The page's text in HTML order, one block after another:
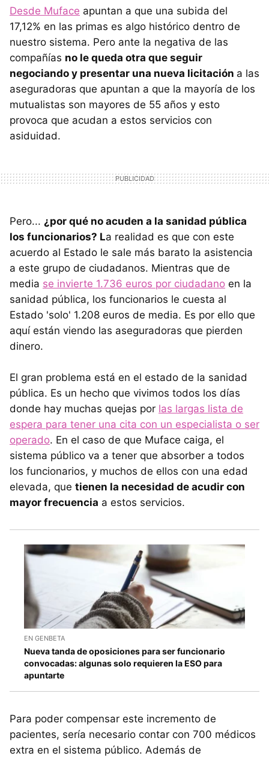
Desde Muface apuntan a que una subida del
17,12% en las primas es algo histórico dentro de
nuestro sistema. Pero ante la negativa de las
compañías no le queda otra que seguir
negociando y presentar una nueva licitación a las
aseguradoras que apuntan a que la mayoría de los
mutualistas son mayores de 55 años y esto
provoca que acudan a estos servicios con
asiduidad.
Pero... ¿por qué no acuden a la sanidad pública
los funcionarios? La realidad es que con este
acuerdo al Estado le sale más barato la asistencia
a este grupo de ciudadanos. Mientras que de
media se invierte 1.736 euros por ciudadano en la
sanidad pública, los funcionarios le cuesta al
Estado 'solo' 1.208 euros de media. Es por ello que
aquí están viendo las aseguradoras que pierden
dinero.
El gran problema está en el estado de la sanidad
pública. Es un hecho que vivimos todos los días
donde hay muchas quejas por las largas lista de
espera para tener una cita con un especialista o ser
operado. En el caso de que Muface caiga, el
sistema público va a tener que absorber a todos
los funcionarios, y muchos de ellos con una edad
elevada, que tienen la necesidad de acudir con
mayor frecuencia a estos servicios.
EN GENBETA
Nueva tanda de oposiciones para ser funcionario
convocadas: algunas solo requieren la ESO para
apuntarte
Para poder compensar este incremento de
pacientes, sería necesario contar con 700 médicos
extra en el sistema público. Además de